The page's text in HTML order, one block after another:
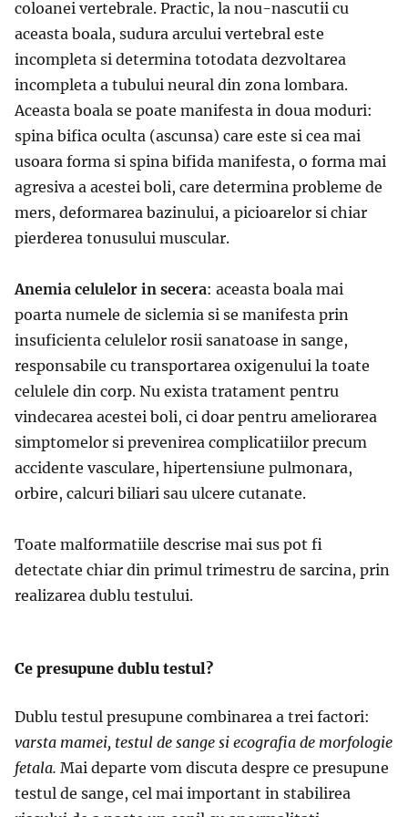
coloanei vertebrale. Practic, la nou-nascutii cu
aceasta boala, sudura arcului vertebral este
incompleta si determina totodata dezvoltarea
incompleta a tubului neural din zona lombara.
Aceasta boala se poate manifesta in doua moduri:
spina bifica oculta (ascunsa) care este si cea mai
usoara forma si spina bifida manifesta, o forma mai
agresiva a acestei boli, care determina probleme de
mers, deformarea bazinului, a picioarelor si chiar
pierderea tonusului muscular.
Anemia celulelor in secera: aceasta boala mai
poarta numele de siclemia si se manifesta prin
insuficienta celulelor rosii sanatoase in sange,
responsabile cu transportarea oxigenului la toate
celulele din corp. Nu exista tratament pentru
vindecarea acestei boli, ci doar pentru ameliorarea
simptomelor si prevenirea complicatiilor precum
accidente vasculare, hipertensiune pulmonara,
orbire, calcuri biliari sau ulcere cutanate.
Toate malformatiile descrise mai sus pot fi
detectate chiar din primul trimestru de sarcina, prin
realizarea dublu testului.
Ce presupune dublu testul?
Dublu testul presupune combinarea a trei factori:
varsta mamei, testul de sange si ecografia de morfologie
fetala. Mai departe vom discuta despre ce presupune
testul de sange, cel mai important in stabilirea